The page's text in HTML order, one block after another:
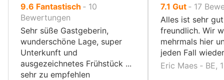
9.6 von
10,
Fantastisch ‐ 10
Bewertungen
Sehr süße Gastgeberin,
wunderschöne Lage, super
Unterkunft und
ausgezeichnetes Frühstück ...
sehr zu empfehlen
7.1 von
10,
Gut ‐ 17
Alles ist sehr
freundlich. Wir
mehrmals hier
jeden Fall
Eric Maes ‐ BE,